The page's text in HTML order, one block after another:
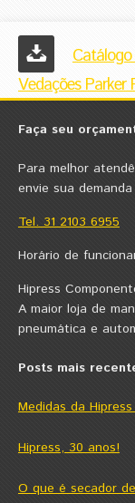
Vedações Parker
Faça seu
Para melhor
envie sua
Tel. 31 2103 6955
Horário de
Hipress
A maior loja de
pneumática e
Posts mais
Medidas da
Hipress, 30 anos!
O que é secador